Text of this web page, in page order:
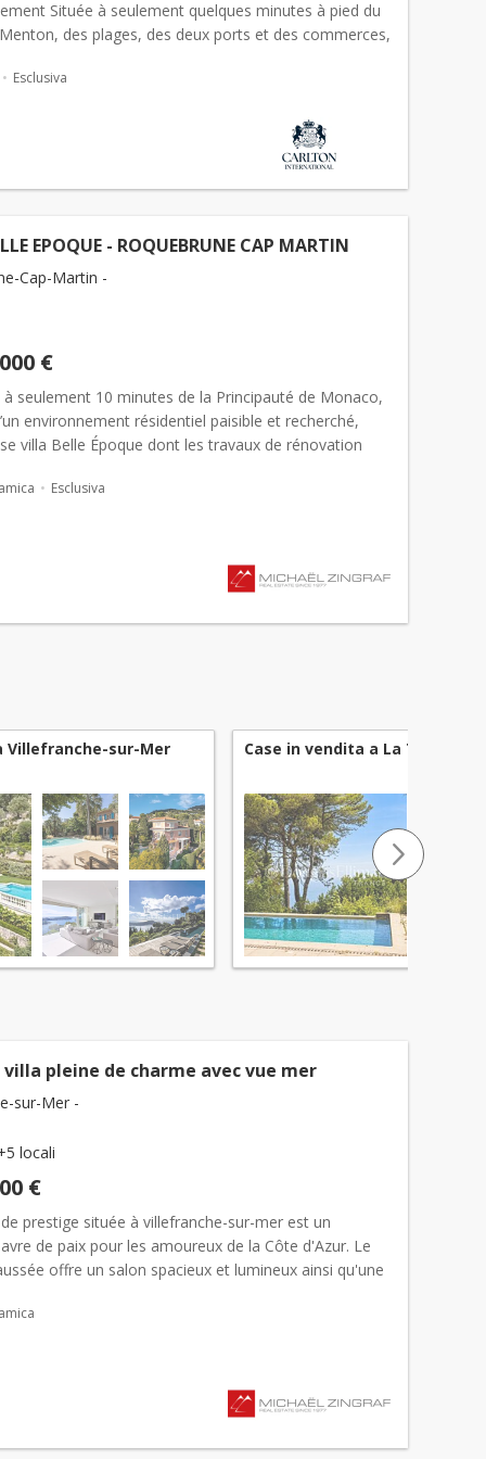
Située à seulement quelques minutes à pied du
des plages, des deux ports et des commerces,
Esclusiva
EPOQUE - ROQUEBRUNE CAP MARTIN
Cap-Martin -
€
à seulement 10 minutes de la Principauté de Monaco,
environnement résidentiel paisible et recherché,
villa Belle Époque dont les travaux de rénovation
Esclusiva
Villefranche-sur-Mer Case in vendita a La Turbie
villa pleine de charme avec vue mer
sur-Mer -
locali
€
prestige située à villefranche-sur-mer est un
de paix pour les amoureux de la Côte d'Azur. Le
offre un salon spacieux et lumineux ainsi qu'une